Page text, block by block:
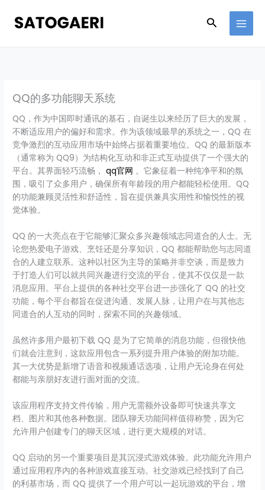
content
Search
QQ的多功能聊天系统
QQ，作为中国即时通讯的基石，自诞生以来经历了巨大的发展，
不断适应用户的偏好和需求。作为该领域最早的系统之一，QQ 在
竞争激烈的互动应用市场中始终占据着重要地位。QQ 的最新版本
（通常称为 QQ9）为结构化互动和非正式互动提供了一个强大的
平台。其界面轻巧流畅，qq官网 。它象征着一种纯净平和的氛
围，吸引了众多用户，确保所有年龄段的用户都能轻松使用。QQ
的功能兼顾灵活性和舒适性，旨在提供兼具实用性和愉悦性的视
觉体验。
QQ 的一大亮点在于它能够汇聚众多兴趣领域志同道合的人士。无
论您热爱电子游戏、烹饪还是分享知识，QQ 都能帮助您与志同道
合的人建立联系。这种以社区为主导的策略并非空谈，而是致力
于打造人们可以就共同兴趣进行交流的平台，使其不仅仅是一款
消息应用。平台上提供的各种社交平台进一步强化了 QQ 的社交
功能，每个平台都旨在促进沟通、发展人脉，让用户在与其他志
同道合的人互动的同时，探索不同的兴趣领域。
虽然许多用户最初下载 QQ 是为了它简单的消息功能，但很快他
们就会注意到，这款应用包含一系列提升用户体验的附加功能。
其一大优势是新增了语音和视频通话选项，让用户无论身在何处
都能与亲朋好友进行面对面的交流。
该应用程序支持文件传输，用户无需额外设备即可快速共享文
档、图片和其他各种数据。团队聊天功能同样值得称赞，因为它
允许用户创建专门的聊天区域，进行更大规模的对话。
QQ 启动的另一个重要项目是其沉浸式游戏体验。此功能允许用户
通过应用程序内的各种游戏直接互动。社交游戏已经找到了自己
的利基市场，而 QQ 提供了一个用户可以一起玩游戏的平台，增